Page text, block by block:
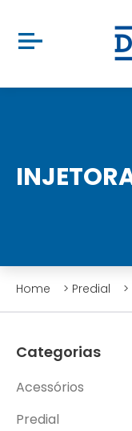
Home > Predial >
Categorias
Acessórios
Predial